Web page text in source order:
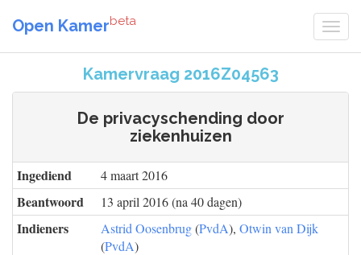
Open Kamerbeta
Kamervraag 2016Z04563
De privacyschending door
ziekenhuizen
Ingediend 4 maart 2016
Beantwoord 13 april 2016 (na 40 dagen)
Indieners Astrid Oosenbrug(PvdA), Otwin van Dijk
(PvdA)